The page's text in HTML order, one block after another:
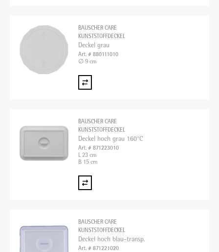
BAUSCHER CARE
KUNSTSTOFFDECKEL
Deckel grau
Art. # 880111010
∅ 9 cm
BAUSCHER CARE
KUNSTSTOFFDECKEL
Deckel hoch grau 160°C
Art. # 871223010
L 23 cm
B 15 cm
BAUSCHER CARE
KUNSTSTOFFDECKEL
Deckel hoch blau-transp.
Art. # 871221020